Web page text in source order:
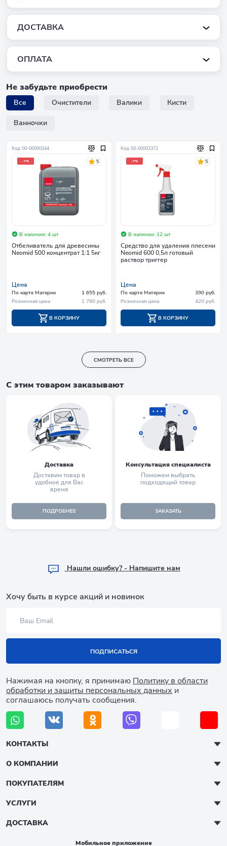
ДОСТАВКА
ОПЛАТА
Не забудьте приобрести
Все Очистители Валики Кисти
Ванночки
Код: 00-00000244
-7% 5
В наличии: 4 шт
Отбеливатель для древесины
Neomid 500 концентрат 1:1 5кг
Цена
По карте Материк
1 655 руб.
Розничная цена
1 780 руб.
В КОРЗИНУ
Код: 00-00002372
-7% 5
В наличии: 12 шт
Средство для удаления плесени
Neomid 600 0,5л готовый
раствор триггер
Цена
По карте Материк
390 руб.
Розничная цена
420 руб.
В КОРЗИНУ
СМОТРЕТЬ ВСЕ
С этим товаром заказывают
Доставка
Доставим товар в
удобное для Вас
время
ПОДРОБНЕЕ
Консультация специалиста
Поможем выбрать
подходящий товар
ЗАКАЗАТЬ
Hашли ошибку? - Напишите нам
Хочу быть в курсе акций и новинок
ПОДПИСАТЬСЯ
Нажимая на кнопку, я принимаю Политику в области
обработки и защиты персональных данных и
соглашаюсь получать сообщения.
КОНТАКТЫ
О КОМПАНИИ
ПОКУПАТЕЛЯМ
УСЛУГИ
ДОСТАВКА
Мобильное приложение